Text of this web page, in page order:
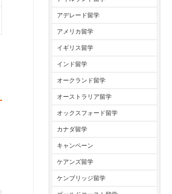
アデレード留学
アメリカ留学
イギリス留学
インド留学
オークランド留学
オーストラリア留学
オックスフォード留学
カナダ留学
キャンペーン
ケアンズ留学
ケンブリッジ留学